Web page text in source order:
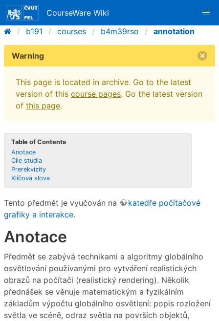
CourseWare Wiki
b191
courses b4m39rso annotation
Warning
This page is located in archive. Go to the latest
version of this course pages. Go the latest version
of this page.
Table of Contents
Anotace
Cíle studia
Prerekvizity
Klíčová slova
Tento předmět je vyučován na
katedře počítačové
grafiky a interakce.
Anotace
Předmět se zabývá technikami a algoritmy globálního
osvětlování používanými pro vytváření realistických
obrazů na počítači (realistický rendering). Několik
přednášek se věnuje matematickým a fyzikálním
základům výpočtu globálního osvětlení: popis rozložení
světla ve scéně, odraz světla na površích objektů,